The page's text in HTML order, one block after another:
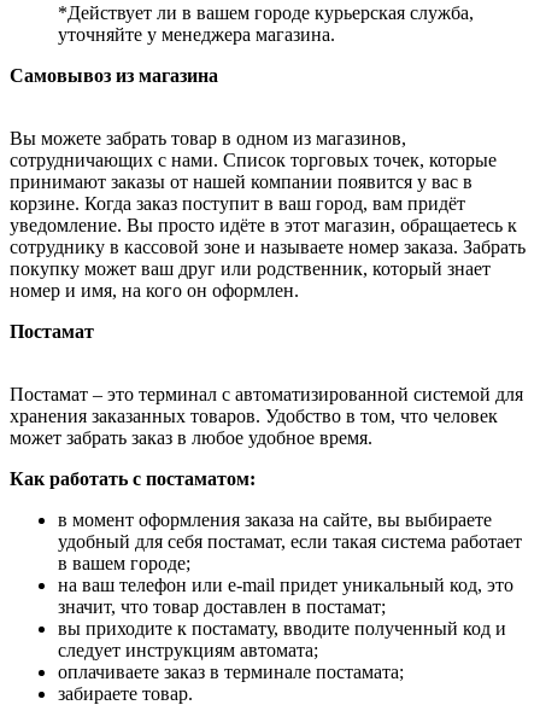
*Действует ли в вашем городе курьерская служба,
уточняйте у менеджера магазина.
Самовывоз из магазина
Вы можете забрать товар в одном из магазинов,
сотрудничающих с нами. Список торговых точек, которые
принимают заказы от нашей компании появится у вас в
корзине. Когда заказ поступит в ваш город, вам придёт
уведомление. Вы просто идёте в этот магазин, обращаетесь к
сотруднику в кассовой зоне и называете номер заказа. Забрать
покупку может ваш друг или родственник, который знает
номер и имя, на кого он оформлен.
Постамат
Постамат – это терминал с автоматизированной системой для
хранения заказанных товаров. Удобство в том, что человек
может забрать заказ в любое удобное время.
Как работать с постаматом:
в момент оформления заказа на сайте, вы выбираете
удобный для себя постамат, если такая система работает
в вашем городе;
на ваш телефон или e-mail придет уникальный код, это
значит, что товар доставлен в постамат;
вы приходите к постамату, вводите полученный код и
следует инструкциям автомата;
оплачиваете заказ в терминале постамата;
забираете товар.